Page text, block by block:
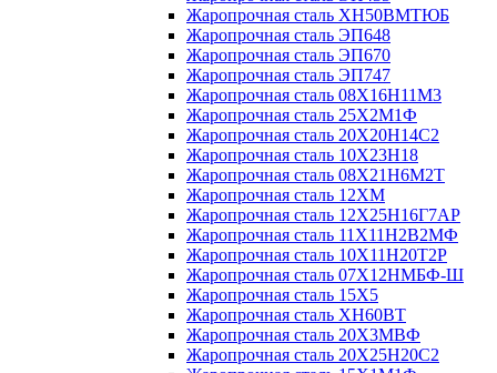
Жаропрочная сталь ХН50ВМТЮБ
Жаропрочная сталь ЭП648
Жаропрочная сталь ЭП670
Жаропрочная сталь ЭП747
Жаропрочная сталь 08Х16Н11М3
Жаропрочная сталь 25Х2М1Ф
Жаропрочная сталь 20Х20Н14С2
Жаропрочная сталь 10Х23Н18
Жаропрочная сталь 08Х21Н6М2Т
Жаропрочная сталь 12ХМ
Жаропрочная сталь 12Х25Н16Г7АР
Жаропрочная сталь 11Х11Н2В2МФ
Жаропрочная сталь 10Х11Н20Т2Р
Жаропрочная сталь 07Х12НМБФ-Ш
Жаропрочная сталь 15Х5
Жаропрочная сталь ХН60ВТ
Жаропрочная сталь 20Х3МВФ
Жаропрочная сталь 20Х25Н20С2